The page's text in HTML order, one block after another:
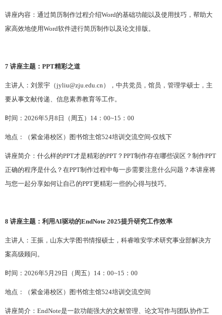
讲座内容：通过简历制作过程介绍Word的基础功能以及使用技巧，帮助大
家高效地使用Word软件进行简历制作以及论文排版。
7 讲座主题：PPT精彩之道
主讲人：刘景宇 （jyliu@zju.edu.cn ） ， 中共党员， 馆员， 管理学硕士 ，主
要从事文献传递、信息素养教育等工作。
时间： 2026年5 月 8 日（周五） 1 4 ： 00~1 5 ： 00
地点：（紫金港校区）图书馆主馆524培训交流空间-仅线下
讲座简介：什么样的PPT才是精彩的PPT？PPT制作存在哪些误区？制作PPT
正确的程序是什么？在PPT制作过程中每一步需要注意什么问题？本讲座将
与您一起分享如何让自己的PPT更精彩一些的心得与技巧。
8 讲座主题：利用AI驱动的EndNote 2025提升研究工作效率
主讲人： 王振，山东大学图书情报硕士，科睿唯安学术研究事业部解决方
案高级顾问。
时间： 2026年5 月 29 日（周五） 1 4 ： 00~1 5 ： 00
地点：（紫金港校区）图书馆主馆524培训交流空间
讲座简介： EndNote是一款功能强大的文献管理、论文写作与团队协作工